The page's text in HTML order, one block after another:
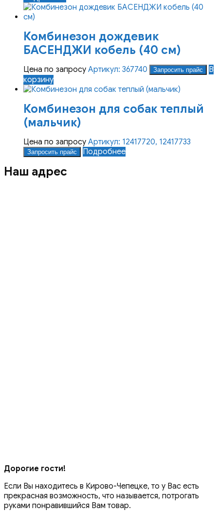
Комбинезон дождевик
БАСЕНДЖИ кобель (40 см)
Цена по запросу Артикул: 367740 Запросить прайс
В
корзину
Комбинезон для собак теплый
(мальчик)
Цена по запросу Артикул: 12417720, 12417733
Запросить прайс Подробнее
Наш адрес
Дорогие гости!
Если Вы находитесь в Кирово-Чепецке, то у Вас есть
прекрасная возможность, что называется, потрогать
руками понравившийся Вам товар.